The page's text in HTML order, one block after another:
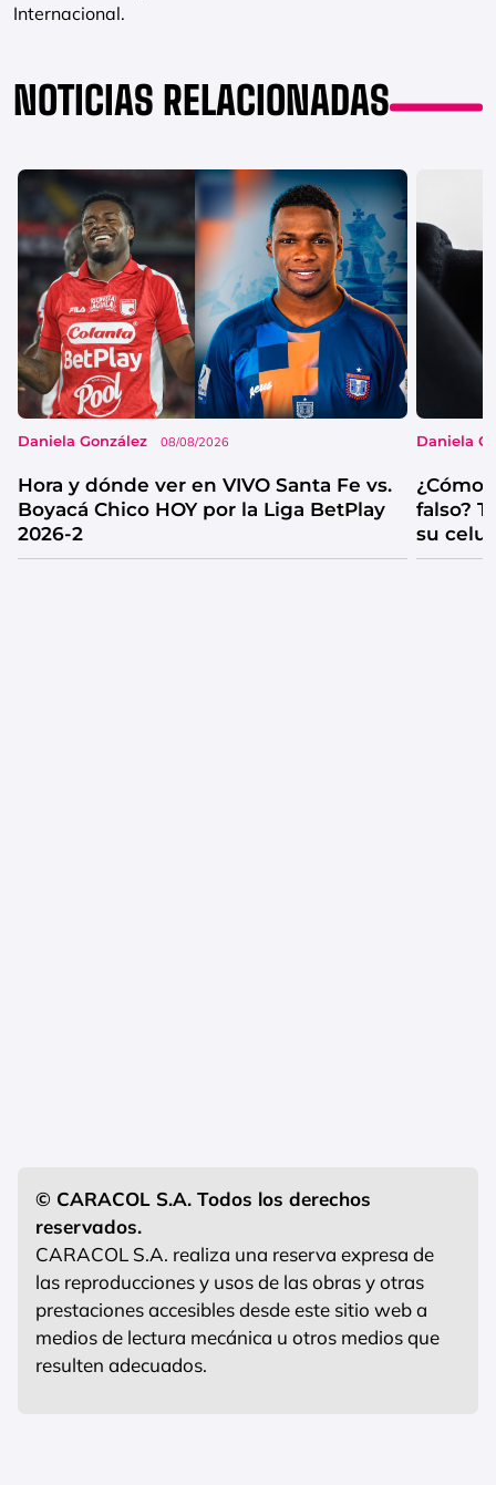
Internacional.
NOTICIAS RELACIONADAS
Daniela González 08/08/2026
Hora y dónde ver en VIVO Santa Fe vs.
Boyacá Chico HOY por la Liga BetPlay
2026-2
Daniela
¿Cómo
falso?
su
© CARACOL S.A. Todos los derechos
reservados.
CARACOL S.A. realiza una reserva expresa de
las reproducciones y usos de las obras y otras
prestaciones accesibles desde este sitio web a
medios de lectura mecánica u otros medios que
resulten adecuados.